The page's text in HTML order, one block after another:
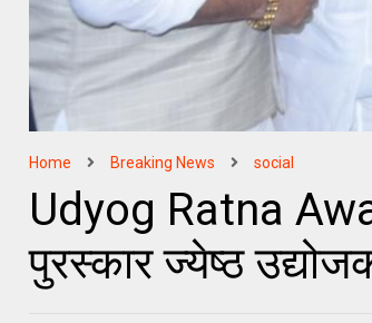
Home Breaking News social
Udyog Ratna
पुरस्कार ज्येष्ठ